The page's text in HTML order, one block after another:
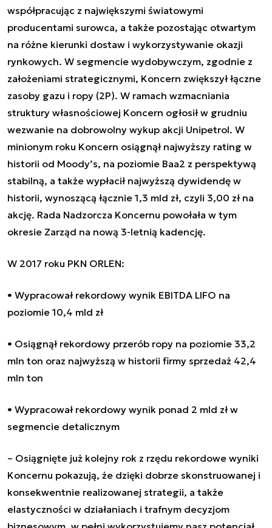
współpracując z największymi światowymi
producentami surowca, a także pozostając otwartym
na różne kierunki dostaw i wykorzystywanie okazji
rynkowych. W segmencie wydobywczym, zgodnie z
założeniami strategicznymi, Koncern zwiększył łączne
zasoby gazu i ropy (2P). W ramach wzmacniania
struktury własnościowej Koncern ogłosił w grudniu
wezwanie na dobrowolny wykup akcji Unipetrol. W
minionym roku Koncern osiągnął najwyższy rating w
historii od Moody’s, na poziomie Baa2 z perspektywą
stabilną, a także wypłacił najwyższą dywidendę w
historii, wynoszącą łącznie 1,3 mld zł, czyli 3,00 zł na
akcję. Rada Nadzorcza Koncernu powołała w tym
okresie Zarząd na nową 3-letnią kadencję.
W 2017 roku PKN ORLEN:
• Wypracował rekordowy wynik EBITDA LIFO na
poziomie 10,4 mld zł
• Osiągnął rekordowy przerób ropy na poziomie 33,2
mln ton oraz najwyższą w historii firmy sprzedaż 42,4
mln ton
• Wypracował rekordowy wynik ponad 2 mld zł w
segmencie detalicznym
– Osiągnięte już kolejny rok z rzędu rekordowe wyniki
Koncernu pokazują, że dzięki dobrze skonstruowanej i
konsekwentnie realizowanej strategii, a także
elastyczności w działaniach i trafnym decyzjom